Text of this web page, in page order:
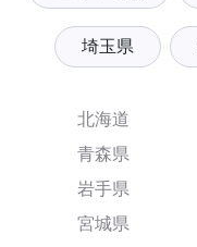
埼玉県
北海道
青森県
岩手県
宮城県